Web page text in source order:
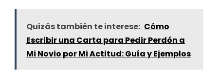
Quizás también te interese: Cómo
Escribir una Carta para Pedir Perdón a
Mi Novio por Mi Actitud: Guía y Ejemplos